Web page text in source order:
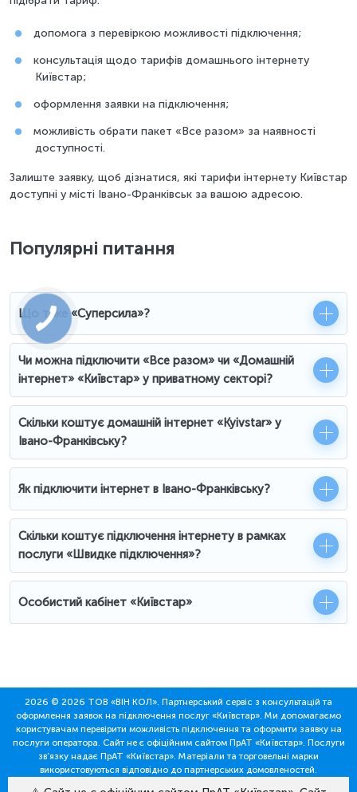
допомога з перевіркою можливості підключення;
консультація щодо тарифів домашнього інтернету
Київстар;
оформлення заявки на підключення;
можливість обрати пакет «Все разом» за наявності
доступності.
Залиште заявку, щоб дізнатися, які тарифи інтернету Київстар
доступні у місті Івано-Франківськ за вашою адресою.
Популярні питання
Що таке «Суперсила»?
Чи можна підключити «Все разом» чи «Домашній
інтернет» «Київстар» у приватному секторі?
Скільки коштує домашній інтернет «Kyivstar» у
Івано-Франківську?
Як підключити інтернет в Івано-Франківську?
Скільки коштує підключення інтернету в рамках
послуги «Швидке підключення»?
Особистий кабінет «Київстар»
2026 © 2026 ТОВ «ВІН КОЛ». Партнерський сервіс з консультацій та
оформлення заявок на підключення послуг «Київстар». Ми допомагаємо
користувачам перевірити можливість підключення та оформити заявку на
послуги оператора. Сайт не є офіційним сайтом ПрАТ «Київстар». Послуги
зв’язку надає ПрАТ «Київстар». Матеріали та торговельні марки
використовуються відповідно до партнерських домовленостей.